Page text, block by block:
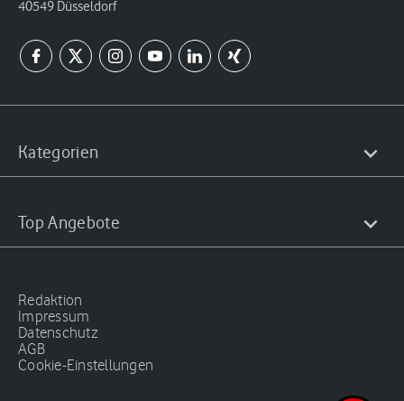
40549 Düsseldorf
Kategorien
Top Angebote
Redaktion
Impressum
Datenschutz
AGB
Cookie-Einstellungen